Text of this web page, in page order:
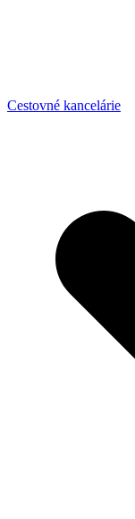
Cestovné kancelárie